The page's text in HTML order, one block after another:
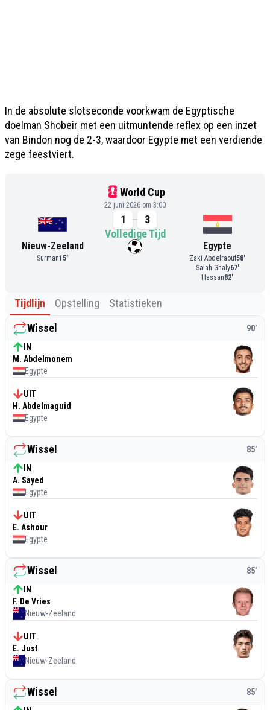
In de absolute slotseconde voorkwam de Egyptische
doelman Shobeir met een uitmuntende reflex op een inzet
van Bindon nog de 2-3, waardoor Egypte met een verdiende
zege feestviert.
World Cup
22 juni 2026 om 3:00
Nieuw-Zeeland
Surman15'
1
3
Volledige Tijd
Egypte
Zaki Abdelraouf58'
Salah Ghaly67'
Hassan82'
Tijdlijn Opstelling
Statistieken
Wissel
90’
IN
M. Abdelmonem
Egypte
UIT
H. Abdelmaguid
Egypte
Wissel 85’
IN
A. Sayed
Egypte
UIT
E. Ashour
Egypte
Wissel 85’
IN
F. De Vries
Nieuw-Zeeland
UIT
E. Just
Nieuw-Zeeland
Wissel 85’